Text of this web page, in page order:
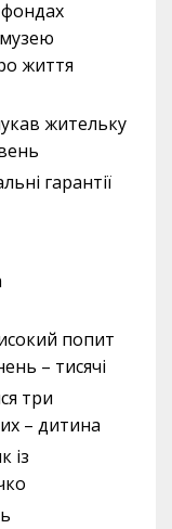
фондах
життя
жительку
гарантії
попит
– тисячі
три
– дитина
із